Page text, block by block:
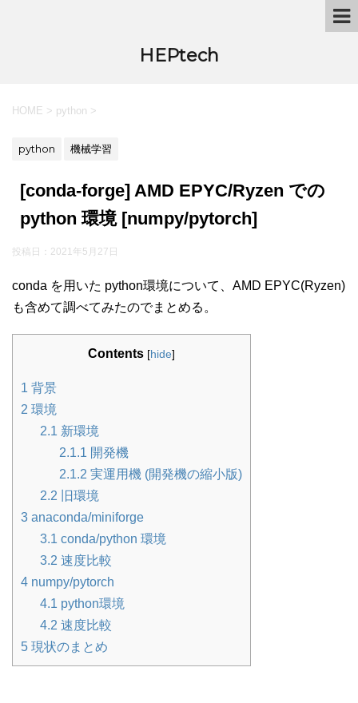
HEPtech
HOME > python >
python 機械学習
[conda-forge] AMD EPYC/Ryzen での
python 環境 [numpy/pytorch]
投稿日： 2021年5月27日
conda を用いた python環境について、AMD EPYC(Ryzen)
も含めて調べてみたのでまとめる。
Contents [hide]
1 背景
2 環境
2.1 新環境
2.1.1 開発機
2.1.2 実運用機 (開発機の縮小版)
2.2 旧環境
3 anaconda/miniforge
3.1 conda/python 環境
3.2 速度比較
4 numpy/pytorch
4.1 python環境
4.2 速度比較
5 現状のまとめ